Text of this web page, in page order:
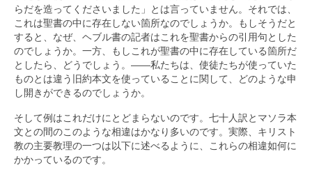
らだを造ってくださいました」とは言っていません。それでは、
これは聖書の中に存在しない箇所なのでしょうか。もしそうだと
すると、なぜ、ヘブル書の記者はこれを聖書からの引用句とした
のでしょうか。一方、もしこれが聖書の中に存在している箇所だ
としたら、どうでしょう。――私たちは、使徒たちが使っていた
ものとは違う旧約本文を使っていることに関して、どのような申
し開きができるのでしょうか。
そして例はこれだけにとどまらないのです。七十人訳とマソラ本
文との間のこのような相違はかなり多いのです。実際、キリスト
教の主要教理の一つは以下に述べるように、これらの相違如何に
かかっているのです。